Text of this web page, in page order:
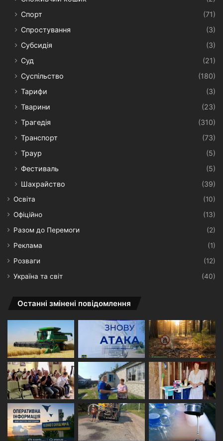
Спорт
(71)
Спростування
(3)
Субсидія
(3)
Суд
(21)
Суспільство
(180)
Тарифи
(3)
Тварини
(23)
Трагедія
(310)
Транспорт
(73)
Траур
(5)
Фестиваль
(5)
Шахрайство
(39)
Освіта
(10)
Офіційно
(13)
Разом до Перемоги
(2)
Реклама
(1)
Розваги
(12)
Україна та світ
(40)
Останні змінені повідомлення